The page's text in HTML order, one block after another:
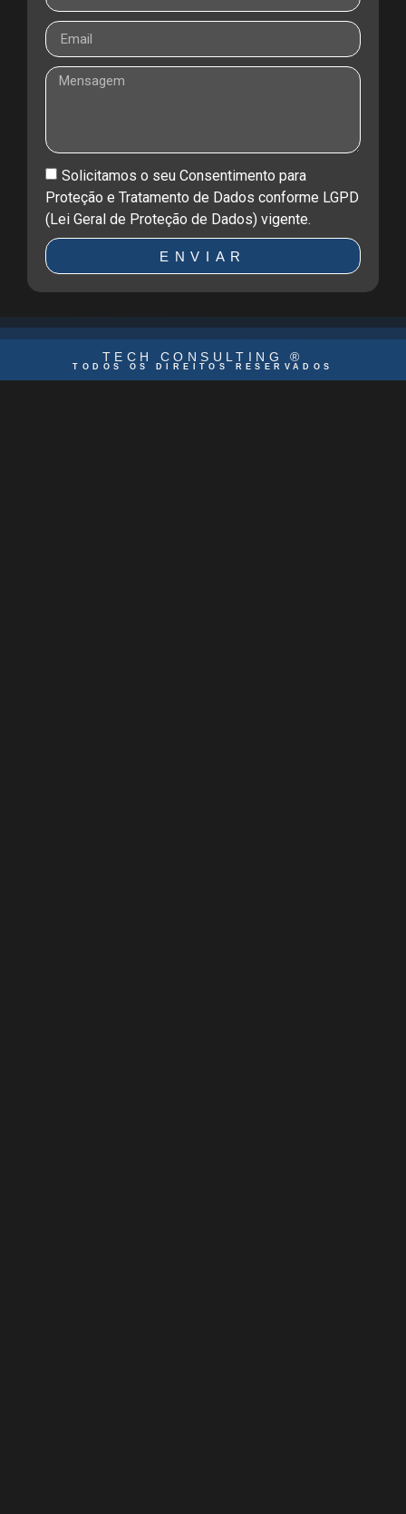
Solicitamos o seu Consentimento para
Proteção e Tratamento de Dados conforme LGPD
(Lei Geral de Proteção de Dados) vigente.
ENVIAR
TECH CONSULTING ®
TODOS OS DIREITOS RESERVADOS